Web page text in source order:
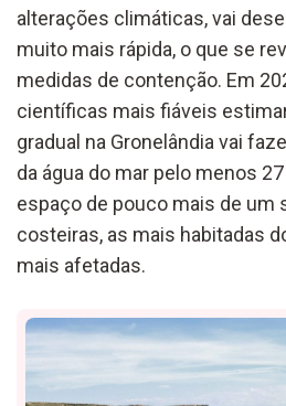
alterações climáticas, vai
muito mais rápida, o que se
medidas de contenção. Em
científicas mais fiáveis
gradual na Gronelândia vai
da água do mar pelo menos
espaço de pouco mais de um
costeiras, as mais habitadas
mais afetadas.